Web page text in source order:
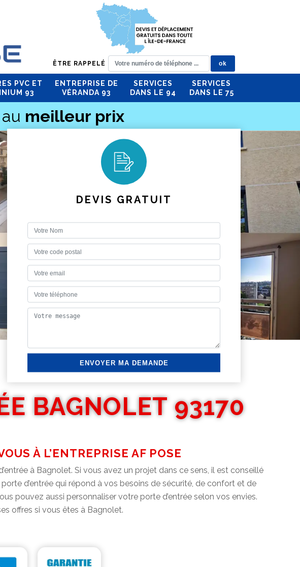
ÊTRE RAPPELÉ
PVC ET
93
ENTREPRISE DE
VÉRANDA 93
SERVICES
DANS LE 94
SERVICES
DANS LE 75
au meilleur prix
DEVIS GRATUIT
BAGNOLET 93170
À L’ENTREPRISE AF POSE
à Bagnolet. Si vous avez un projet dans ce sens, il est conseillé
d’entrée qui répond à vos besoins de sécurité, de confort et de
pouvez aussi personnaliser votre porte d’entrée selon vos envies.
offres si vous êtes à Bagnolet.